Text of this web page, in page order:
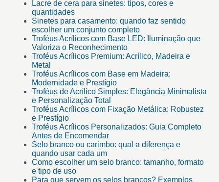
Lacre de cera para sinetes: tipos, cores e
quantidades
Sinetes para casamento: quando faz sentido
escolher um conjunto completo
Troféus Acrílicos com Base LED: Iluminação que
Valoriza o Reconhecimento
Troféus Acrílicos Premium: Acrílico, Madeira e
Metal
Troféus Acrílicos com Base em Madeira:
Modernidade e Prestígio
Troféus de Acrílico Simples: Elegância Minimalista
e Personalização Total
Troféus Acrílicos com Fixação Metálica: Robustez
e Prestígio
Troféus Acrílicos Personalizados: Guia Completo
Antes de Encomendar
Selo branco ou carimbo: qual a diferença e
quando usar cada um
Como escolher um selo branco: tamanho, formato
e tipo de uso
Para que servem os selos brancos? Exemplos